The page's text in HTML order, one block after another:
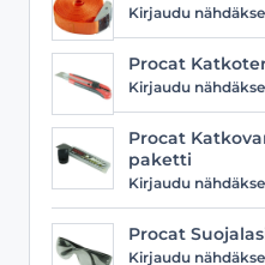
Kirjaudu
Procat
Kirjaudu
Procat
paketti
Kirjaudu
Procat
Kirjaudu